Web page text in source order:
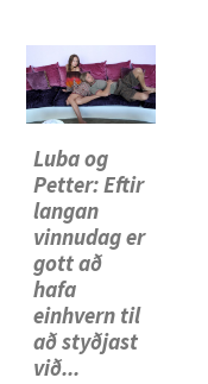
Luba og
Petter: Eftir
langan
vinnudag er
gott að
hafa
einhvern til
að styðjast
við...